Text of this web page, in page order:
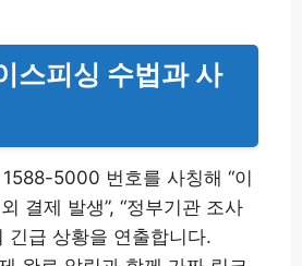
스피싱 수법과 사
5000 번호를 사칭해 “이
결제 발생”, “정부기관 조사
긴급 상황을 연출합니다.